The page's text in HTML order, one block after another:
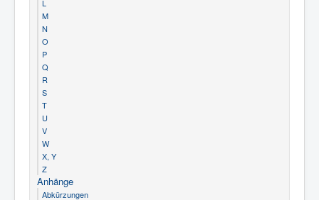
L
M
N
O
P
Q
R
S
T
U
V
W
X, Y
Z
Anhänge
Abkürzungen